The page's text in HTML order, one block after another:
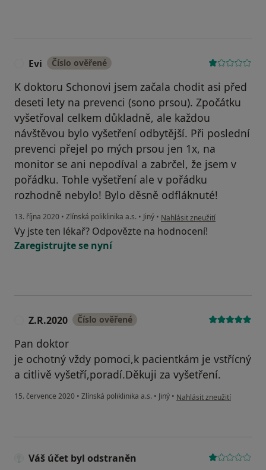
Evi Číslo ověřené
K doktoru Schonovi jsem začala chodit asi před
deseti lety na prevenci (sono prsou). Zpočátku
vyšetřoval celkem důkladně, ale každou
návštěvou bylo vyšetření odbytější. Při poslední
prevenci přejel po mých prsou jen 1x, na
monitor se ani nepodíval a zabrčel, že jsem v
pořádku. Tohle vyšetření ale v pořádku
rozhodně nebylo! Bylo děsně odfláknuté!
13. října 2020 • Zlínská poliklinika a.s. • Jiný • podle názoru uživatele Evi
Nahlásit zneužití
Vy jste ten lékař? Odpovězte na hodnocení!
Zaregistrujte se nyní
Z.R.2020 Číslo ověřené
Pan doktor
je ochotný vždy pomoci,k pacientkám je vstřícný
a citlivě vyšetří,poradí.Děkuji za vyšetření.
15. července 2020 • Zlínská poliklinika a.s. • Jiný • podle názoru uživatele
Nahlásit zneužití
Váš účet byl odstraněn